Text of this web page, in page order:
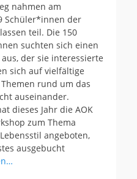
nahmen am
Schüler*innen der
teil. Die 150
suchten sich einen
der sie interessierte
sich auf vielfältige
rund um das
auseinander.
dieses Jahr die AOK
zum Thema
angeboten,
ausgebucht